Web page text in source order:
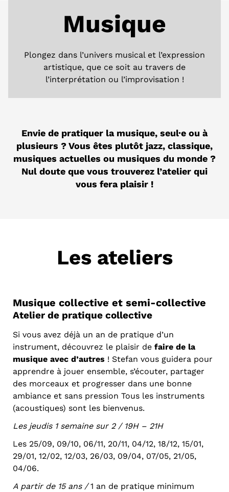
Musique
Plongez dans l’univers musical et l’expression
artistique, que ce soit au travers de
l’interprétation ou l’improvisation !
Envie de pratiquer la musique, seul·e ou à
plusieurs ? Vous êtes plutôt jazz, classique,
musiques actuelles ou musiques du monde ?
Nul doute que vous trouverez l’atelier qui
vous fera plaisir !
Les ateliers
Musique collective et semi-collective
Atelier de pratique collective
Si vous avez déjà un an de pratique d’un
instrument, découvrez le plaisir de faire de la
musique avec d’autres ! Stefan vous guidera pour
apprendre à jouer ensemble, s’écouter, partager
des morceaux et progresser dans une bonne
ambiance et sans pression Tous les instruments
(acoustiques) sont les bienvenus.
Les jeudis 1 semaine sur 2 / 19H – 21H
Les 25/09, 09/10, 06/11, 20/11, 04/12, 18/12, 15/01,
29/01, 12/02, 12/03, 26/03, 09/04, 07/05, 21/05,
04/06.
A partir de 15 ans /1 an de pratique minimum